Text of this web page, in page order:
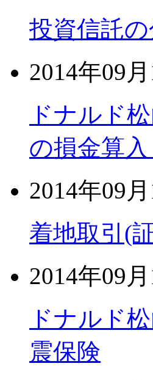
投資信託
2014年09月
ドナルド
の損金算
2014年09月
着地取引(
2014年09月
ドナルド
震保険